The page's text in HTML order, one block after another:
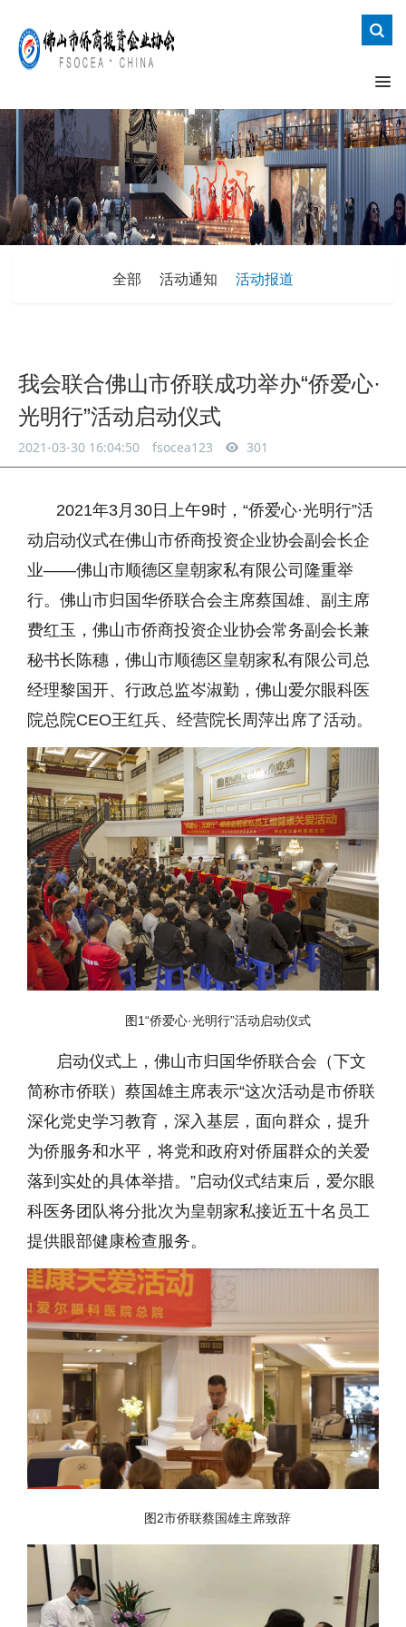
全部 活动通知 活动报道
我会联合佛山市侨联成功举办“侨爱心·
光明行”活动启动仪式
2021-03-30 16:04:50 fsocea123 301
2021年3月30日上午9时，“侨爱心·光明行”活
动启动仪式在佛山市侨商投资企业协会副会长企
业——佛山市顺德区皇朝家私有限公司隆重举
行。佛山市归国华侨联合会主席蔡国雄、副主席
费红玉，佛山市侨商投资企业协会常务副会长兼
秘书长陈穗，佛山市顺德区皇朝家私有限公司总
经理黎国开、行政总监岑淑勤，佛山爱尔眼科医
院总院CEO王红兵、经营院长周萍出席了活动。
图1“侨爱心·光明行”活动启动仪式
启动仪式上，佛山市归国华侨联合会（下文
简称市侨联）蔡国雄主席表示“这次活动是市侨联
深化党史学习教育，深入基层，面向群众，提升
为侨服务和水平，将党和政府对侨届群众的关爱
落到实处的具体举措。”启动仪式结束后 ， 爱尔眼
科医务团队将分批次为皇朝家私接近五十名员工
提供眼部健康检查服务。
图2市侨联蔡国雄主席致辞